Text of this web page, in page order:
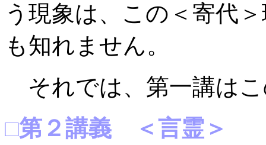
う現象は、この＜寄代
も知れません。
それでは、第一講は
□第２講義 ＜言霊＞